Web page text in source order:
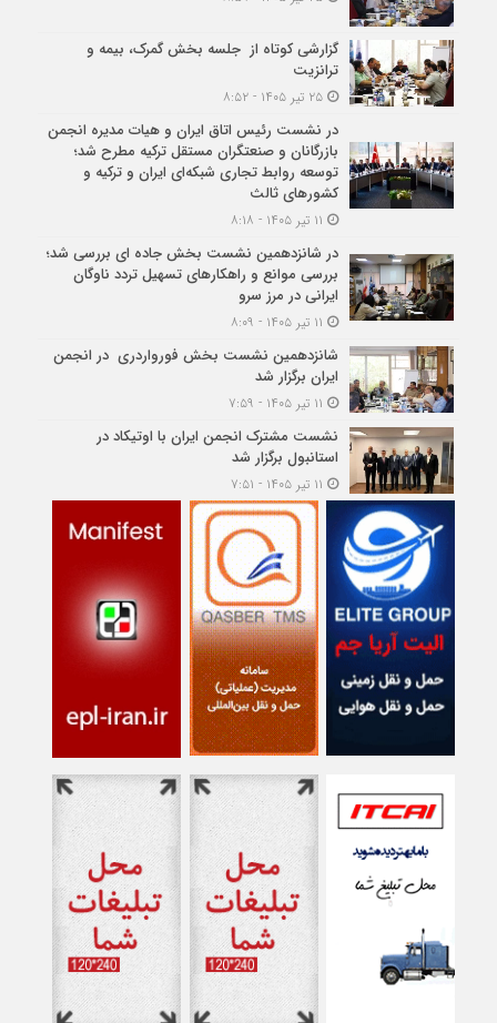
گزارشی کوتاه از جلسه بخش گمرک، بیمه و
ترانزیت
۲۵ تیر ۱۴۰۵ - ۸:۵۲
در نشست رئیس اتاق ایران و هیات مدیره انجمن
بازرگانان و صنعتگران مستقل ترکیه مطرح شد؛
توسعه روابط تجاری شبکه‌ای ایران و ترکیه و
کشورهای ثالث
در شانزدهمین نشست بخش جاده ای بررسی شد؛
بررسی موانع و راهکارهای تسهیل تردد ناوگان
ایرانی در مرز سرو
شانزدهمین نشست بخش فورواردری در انجمن
ایران برگزار شد
نشست مشترک انجمن ایران با اوتیکاد در
استانبول برگزار شد